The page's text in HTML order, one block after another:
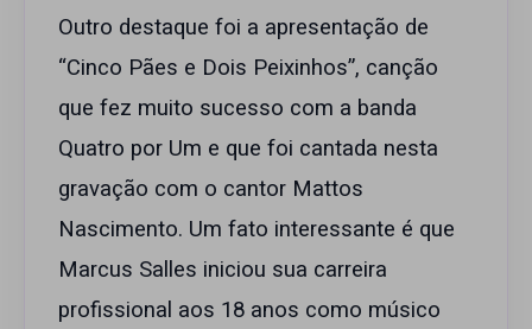
Outro destaque foi a apresentação de
“Cinco Pães e Dois Peixinhos”, canção
que fez muito sucesso com a banda
Quatro por Um e que foi cantada nesta
gravação com o cantor Mattos
Nascimento. Um fato interessante é que
Marcus Salles iniciou sua carreira
profissional aos 18 anos como músico